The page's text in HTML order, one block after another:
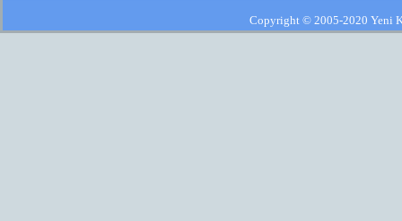
Copyright © 2005-2020 Yeni